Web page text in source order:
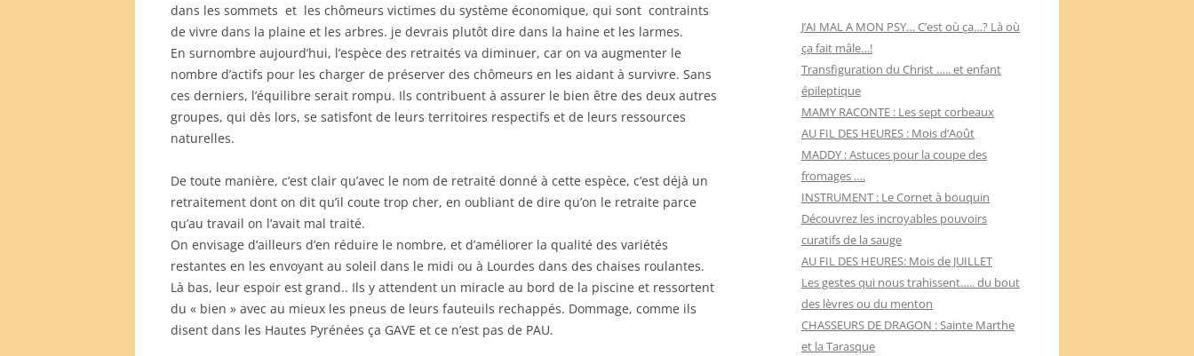
dans les sommets et les chômeurs victimes du système économique, qui sont contraints
de vivre dans la plaine et les arbres. je devrais plutôt dire dans la haine et les larmes.
En surnombre aujourd’hui, l’espèce des retraités va diminuer, car on va augmenter le
nombre d’actifs pour les charger de préserver des chômeurs en les aidant à survivre. Sans
ces derniers, l’équilibre serait rompu. Ils contribuent à assurer le bien être des deux autres
groupes, qui dès lors, se satisfont de leurs territoires respectifs et de leurs ressources
naturelles.
De toute manière, c’est clair qu’avec le nom de retraité donné à cette espèce, c’est déjà un
retraitement dont on dit qu’il coute trop cher, en oubliant de dire qu’on le retraite parce
qu’au travail on l’avait mal traité.
On envisage d’ailleurs d’en réduire le nombre, et d’améliorer la qualité des variétés
restantes en les envoyant au soleil dans le midi ou à Lourdes dans des chaises roulantes.
Là bas, leur espoir est grand.. Ils y attendent un miracle au bord de la piscine et ressortent
du « bien » avec au mieux les pneus de leurs fauteuils rechappés. Dommage, comme ils
disent dans les Hautes Pyrénées ça GAVE et ce n’est pas de PAU.
J’AI MAL A MON PSY… C’est où ça…? Là où
ça fait mâle…!
Transfiguration du Christ ….. et enfant
épileptique
MAMY RACONTE : Les sept corbeaux
AU FIL DES HEURES : Mois d’Août
MADDY : Astuces pour la coupe des
fromages ….
INSTRUMENT : Le Cornet à bouquin
Découvrez les incroyables pouvoirs
curatifs de la sauge
AU FIL DES HEURES: Mois de JUILLET
Les gestes qui nous trahissent….. du bout
des lèvres ou du menton
CHASSEURS DE DRAGON : Sainte Marthe
et la Tarasque